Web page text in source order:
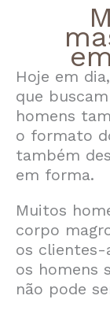
Hoje em
que
homens
o formato
também
em forma.
Muitos
corpo
os clientes-
os homens
não pode